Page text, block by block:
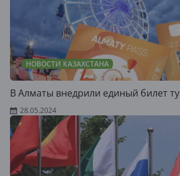
НОВОСТИ КАЗАХСТАНА
В Алматы внедрили единый билет
28.05.2024